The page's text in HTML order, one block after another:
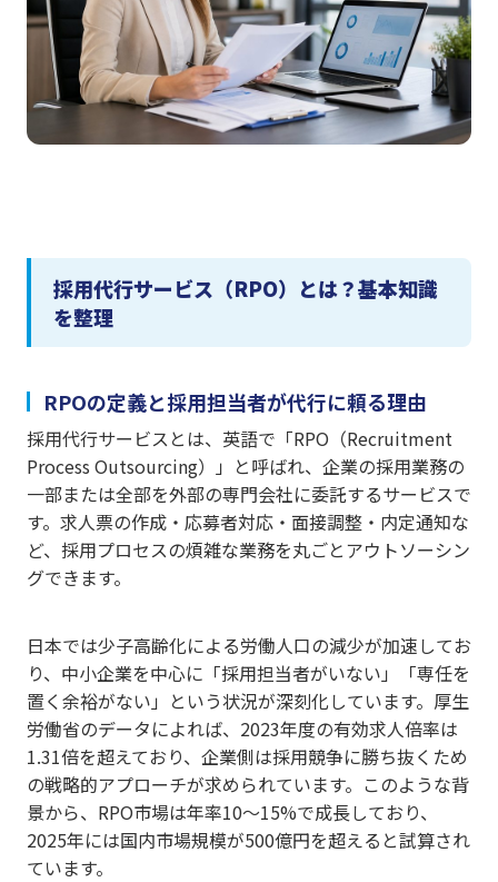
採用代行サービス（RPO）とは？基本知識
を整理
RPOの定義と採用担当者が代行に頼る理由
採用代行サービスとは、英語で「RPO（Recruitment
Process Outsourcing）」と呼ばれ、企業の採用業務の
一部または全部を外部の専門会社に委託するサービスで
す。求人票の作成・応募者対応・面接調整・内定通知な
ど、採用プロセスの煩雑な業務を丸ごとアウトソーシン
グできます。
日本では少子高齢化による労働人口の減少が加速してお
り、中小企業を中心に「採用担当者がいない」「専任を
置く余裕がない」という状況が深刻化しています。厚生
労働省のデータによれば、2023年度の有効求人倍率は
1.31倍を超えており、企業側は採用競争に勝ち抜くため
の戦略的アプローチが求められています。このような背
景から、RPO市場は年率10〜15%で成長しており、
2025年には国内市場規模が500億円を超えると試算され
ています。